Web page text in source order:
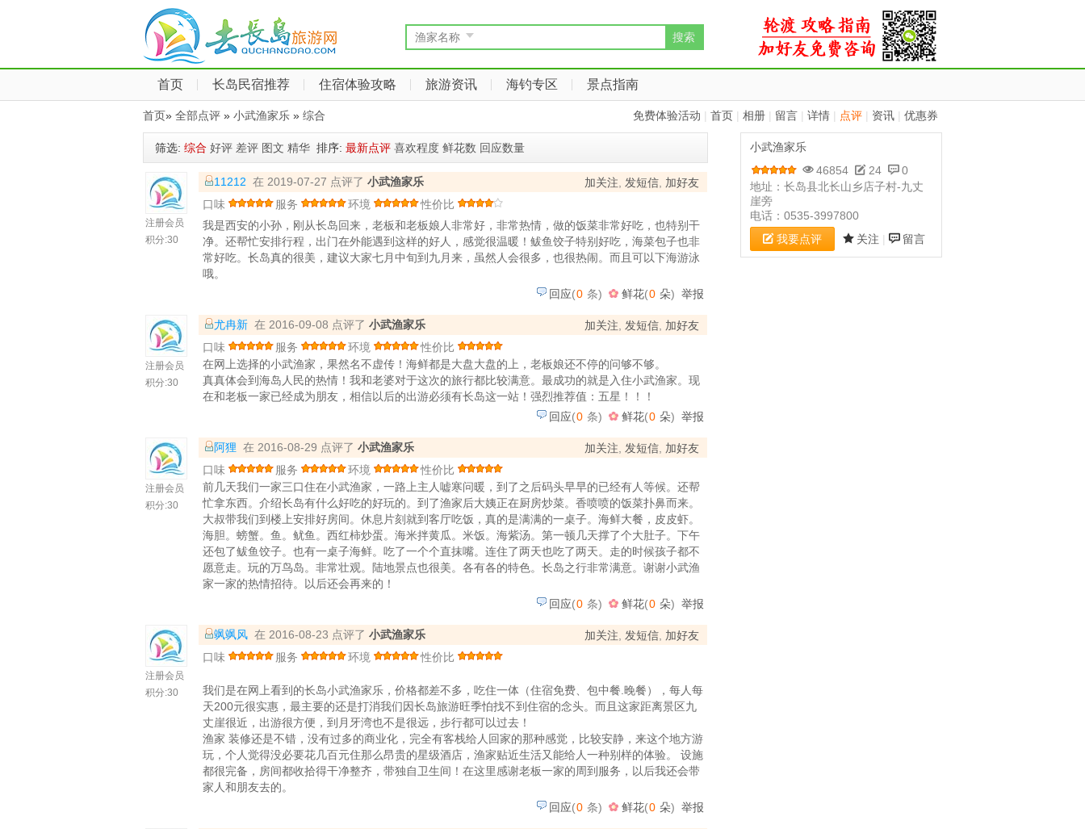
渔家名称 搜索
首页 长岛民宿推荐 住宿体验攻略 旅游资讯 海钓专区 景点指南
免费体验活动 | 首页 | 相册 | 留言 | 详情 | 点评 | 资讯 | 优惠券
首页» 全部点评 » 小武渔家乐 » 综合
筛选: 综合 好评 差评 图文 精华 排序: 最新点评 喜欢程度 鲜花数 回应数量
注册会员
积分:30
加关注 发短信 加好友
11212 在 2019-07-27 点评了 小武渔家乐
口味
服务 环境
性价比
我是西安的小孙，刚从长岛回来，老板和老板娘人非常好，非常热情，做的饭菜非常好吃，也特别干
净。还帮忙安排行程，出门在外能遇到这样的好人，感觉很温暖！鲅鱼饺子特别好吃，海菜包子也非
常好吃。长岛真的很美，建议大家七月中旬到九月来，虽然人会很多，也很热闹。而且可以下海游泳
哦。
回应(0 条) 鲜花(0 朵) 举报
注册会员
积分:30
加关注 发短信 加好友
尤冉新 在 2016-09-08 点评了 小武渔家乐
口味
服务 环境
性价比
在网上选择的小武渔家，果然名不虚传！海鲜都是大盘大盘的上，老板娘还不停的问够不够。
真真体会到海岛人民的热情！我和老婆对于这次的旅行都比较满意。最成功的就是入住小武渔家。现
在和老板一家已经成为朋友，相信以后的出游必须有长岛这一站！强烈推荐值：五星！！！
回应(0 条) 鲜花(0 朵) 举报
注册会员
积分:30
加关注 发短信 加好友
阿狸 在 2016-08-29 点评了 小武渔家乐
口味
服务 环境
性价比
前几天我们一家三口住在小武渔家，一路上主人嘘寒问暖，到了之后码头早早的已经有人等候。还帮
忙拿东西。介绍长岛有什么好吃的好玩的。到了渔家后大姨正在厨房炒菜。香喷喷的饭菜扑鼻而来。
大叔带我们到楼上安排好房间。休息片刻就到客厅吃饭，真的是满满的一桌子。海鲜大餐，皮皮虾。
海胆。螃蟹。鱼。鱿鱼。西红柿炒蛋。海米拌黄瓜。米饭。海紫汤。第一顿几天撑了个大肚子。下午
还包了鲅鱼饺子。也有一桌子海鲜。吃了一个个直抹嘴。连住了两天也吃了两天。走的时候孩子都不
愿意走。玩的万鸟岛。非常壮观。陆地景点也很美。各有各的特色。长岛之行非常满意。谢谢小武渔
家一家的热情招待。以后还会再来的！
回应(0 条) 鲜花(0 朵) 举报
注册会员
积分:30
加关注 发短信 加好友
飒飒风 在 2016-08-23 点评了 小武渔家乐
口味
服务 环境 性价比
我们是在网上看到的长岛小武渔家乐，价格都差不多，吃住一体（住宿免费、包中餐.晚餐），每人每
天200元很实惠，最主要的还是打消我们因长岛旅游旺季怕找不到住宿的念头。而且这家距离景区九
丈崖很近，出游很方便，到月牙湾也不是很远，步行都可以过去！
渔家 装修还是不错，没有过多的商业化，完全有客栈给人回家的那种感觉，比较安静，来这个地方游
玩，个人觉得没必要花几百元住那么昂贵的星级酒店，渔家贴近生活又能给人一种别样的体验。 设施
都很完备，房间都收拾得干净整齐，带独自卫生间！在这里感谢老板一家的周到服务，以后我还会带
家人和朋友去的。
回应(0 条) 鲜花(0 朵) 举报
小武渔家乐
46854
24
0
地址：长岛县北长山乡店子村-九丈
崖旁
电话：0535-3997800
我要点评
关注 | 留言